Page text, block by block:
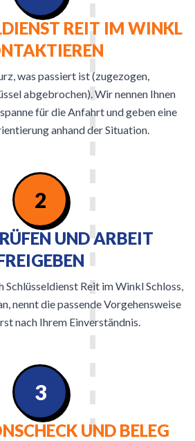
REIT IM WINKL
was passiert ist (zugezogen,
abgebrochen). Wir nennen Ihnen
für die Anfahrt und geben eine
anhand der Situation.
2
UND ARBEIT
Schlüsseldienst Reit im Winkl Schloss,
nennt die passende Vorgehensweise
nach Ihrem Einverständnis.
UND BELEG
3